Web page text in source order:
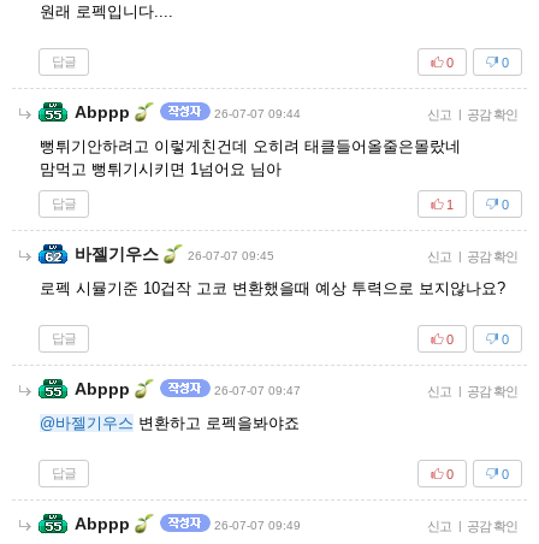
원래 로펙입니다....
답글 0
0
Abppp 26-07-07 09:44 신고 | 공감 확인
뻥튀기안하려고 이렇게친건데 오히려 태클들어올줄은몰랐네
맘먹고 뻥튀기시키면 1넘어요 님아
답글 0
1
바젤기우스 26-07-07 09:45 신고 | 공감 확인
로펙 시뮬기준 10겁작 고코 변환했을때 예상 투력으로 보지않나요?
답글 0
0
Abppp 26-07-07 09:47 신고 | 공감 확인
@바젤기우스 변환하고 로펙을봐야죠
답글 0
0
Abppp 26-07-07 09:49 신고 | 공감 확인